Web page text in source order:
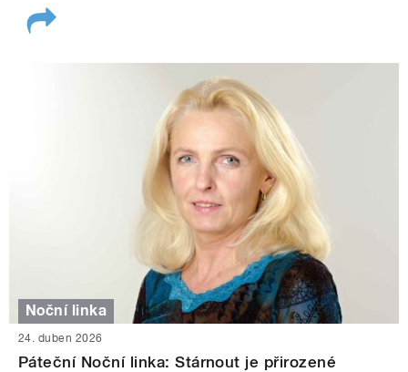
Noční linka
24. duben 2026
Páteční Noční linka: Stárnout je přirozené